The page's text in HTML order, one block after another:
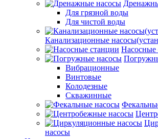
Для грязной воды
Для чистой воды
Канализационные
Насосные
Вибрационные
Винтовые
Колодезные
Скважинные
насосы